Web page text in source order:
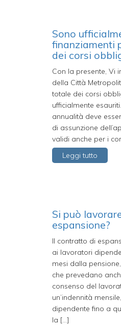
Sono
finanziamenti
dei corsi
Con la presente, Vi
della Città
totale dei corsi
ufficialmente
annualità deve
di assunzione
validi anche per i
Leggi tutto
Si può
espansione?
Il contratto di
ai lavoratori
mesi dalla
che prevedano
consenso del
un’indennità
dipendente fino a
la […]